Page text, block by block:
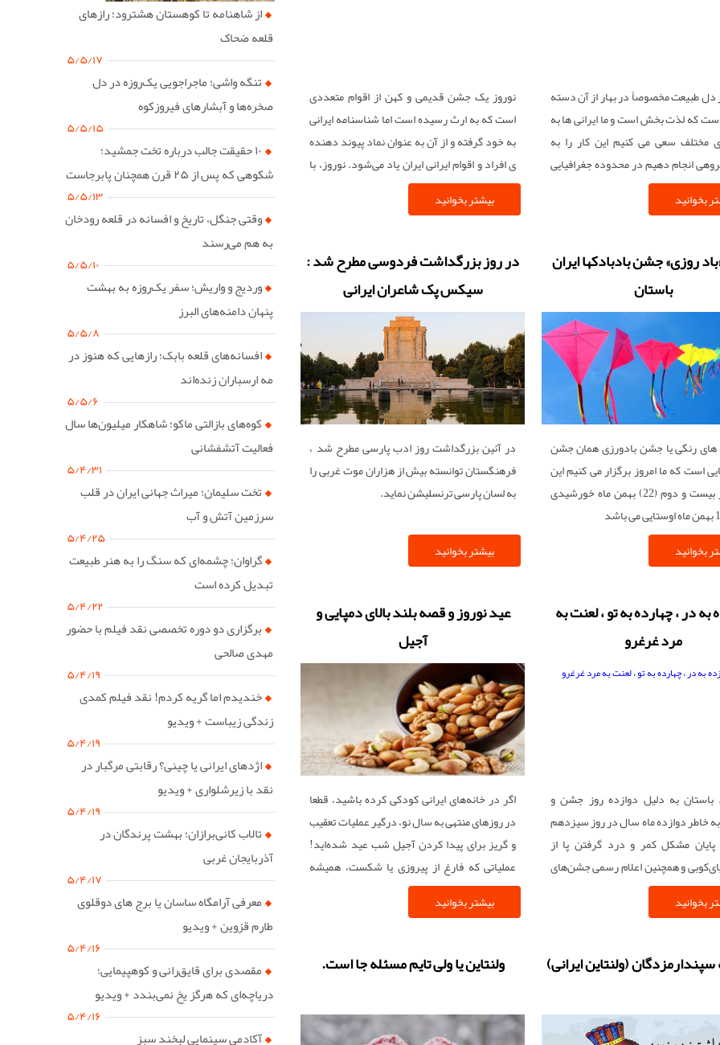
طبیعت مخصوصاً در بهار از آن دسته
که لذت بخش است و ما ایرانی ها به
مختلف سعی می کنیم این کار را به
انجام دهیم در محدوده جغرافیایی
مراسمی است به نام «پنجاه به
در» که در روز 19 اردیبهشت ماه به مناسبت
گردش و تفریح می پردازند البته هر
بسیاری هم به این بهانه از
دور و نزدیک خود را به این استان می
لذت یک روز بهاری در طبیعت زیبای
را تجربه کنند
بخوانید
نوروز یک جشن قدیمی و کهن از اقوام متعددی
است که به ارث رسیده‌ است اما شناسنامه ایرانی
به خود گرفته و از آن به عنوان نماد پیوند دهنده
ی افراد و اقوام ایرانی ایران یاد می‌شود. نوروز، با
عنوان رسمی «روز بین‌المللی نوروز»،
توسط یونسکو به عنوان میراث فرهنگی و معنوی
مقدس و اعیاد مذهبی زرتشتیان نیز به‌ شمار
می‌رود.
بیشتر بخوانید
روزی» جشن بادبادکها ایران
باستان
رنگی یا جشن بادورزی همان جشن
است که ما امروز برگزار می کنیم این
جشن در بیست و دوم (22) بهمن ماه خورشیدی
بخوانید
در روز بزرگداشت فردوسی مطرح شد :
سیکس پک شاعران ایرانی
در آئین بزرگداشت روز ادب پارسی مطرح شد ،
فرهنگستان توانسته بیش از هزاران موت غربی را
به لسان پارسی ترنسلیشن نماید.
بیشتر بخوانید
در ، چهارده به تو ، لعنت به
مرد غرغرو
باستان به دلیل دوازده روز جشن و
خاطر دوازده ماه سال در روز سیزدهم
مشکل کمر و درد گرفتن پا از
و همچنین اعلام رسمی جشن‌های
فصل کار کردن این روز را به صحرا
و در آنجا شُلِکس می‌کردند ( همان
و آش می‌خوردند و اگر حسش بود کمی
انجام می‌دادند.
بخوانید
عید نوروز و قصه بلند بالای دمپایی و
آجیل
اگر در خانه‌های ایرانی کودکی کرده باشید، قطعا
در روزهای منتهی به سال نو، درگیر عملیات تعقیب
و گریز برای پیدا کردن آجیل شب عید شده‌اید!
عملیاتی که فارغ از پیروزی یا شکست، همیشه
هیجان مخصوص به خودش را داشت.
هیجانی که اگر به موفقیت ختم نمی‌ شد می‌توانست
ضرب و جرح کوچکی هم بینجامد! خلاصه که بوی
آجیل شب عید، سرآغاز مأموریت غیر ممکنی بود
استعدادهای جاسوسی‌اش یاری بگیریم؛ تا
بیشتر بخوانید
(ولنتاین ایرانی) ولنتاین یا ولی تایم مسئله جا است.
از شاهنامه تا کوهستان هشترود؛ رازهای
قلعه ضحاک
۵/۵/۱۷
تنگه واشی؛ ماجراجویی یک‌روزه در دل
صخره‌ها و آبشارهای فیروزکوه
۵/۵/۱۵
۱۰ حقیقت جالب درباره تخت جمشید؛
شکوهی که پس از ۲۵ قرن همچنان پابرجاست
۵/۵/۱۳
وقتی جنگل، تاریخ و افسانه در قلعه رودخان
به هم می‌رسند
۵/۵/۱۰
وردیج و واریش؛ سفر یک‌روزه به بهشت
پنهان دامنه‌های البرز
۵/۵/۸
افسانه‌های قلعه بابک؛ رازهایی که هنوز در
مه ارسباران زنده‌اند
۵/۵/۶
کوه‌های بازالتی ماکو؛ شاهکار میلیون‌ها سال
فعالیت آتشفشانی
۵/۴/۳۱
تخت سلیمان؛ میراث جهانی ایران در قلب
سرزمین آتش و آب
۵/۴/۲۵
گراوان؛ چشمه‌ای که سنگ را به هنر طبیعت
تبدیل کرده است
۵/۴/۲۲
برگزاری دو دوره تخصصی نقد فیلم با حضور
مهدی صالحی
۵/۴/۱۹
خندیدم اما گریه کردم! نقد فیلم کمدی
زندگی زیباست + ویدیو
۵/۴/۱۹
اژدهای ایرانی یا چینی؟ رقابتی مرگبار در
نقد با زیرشلواری + ویدیو
۵/۴/۱۹
تالاب کانی‌برازان؛ بهشت پرندگان در
آذربایجان غربی
۵/۴/۱۷
معرفی آرامگاه ساسان یا برج های دوقلوی
طارم قزوین + ویدیو
۵/۴/۱۶
مقصدی برای قایق‌رانی و کوهپیمایی؛
دریاچه‌ای که هرگز یخ نمی‌بندد + ویدیو
۵/۴/۱۶
آکادمی سینمایی لبخند سبز